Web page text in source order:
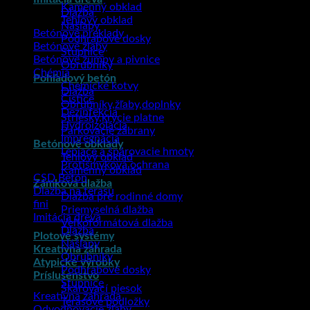
Dlažba
Nášľapy
Podhrabové dosky
Stupnice
Obrubníky
Pohľadový betón
Dlažba
Obrubníky,žľaby,doplnky
Striešky,krycie platne
Parkovacie zábrany
Betónové obklady
Tehlový obklad
Kamenný obklad
Zámková dlažba
Dlažba pre rodinné domy
Priemyselná dlažba
Veľkoformátová dlažba
Plotové systémy
Kreatívna záhrada
Atypické výrobky
Príslušenstvo
Škárovací piesok
Terasové podložky
Kamenný obklad
Tehlový obklad
Betónové preklady
Betónové žľaby
Betónové žumpy a pivnice
Chémia
Chemické kotvy
Čističe
Dezinfekcia
Hydroizolácia
Impregnácia
Lepiace a špárovacie hmoty
Protišmyková ochrana
CSD Betón
Dlažba na terasu
fini
Imitácia dreva
Dlažba
Nášľapy
Obrubníky
Podhrabové dosky
Stupnice
Kreatívna záhrada